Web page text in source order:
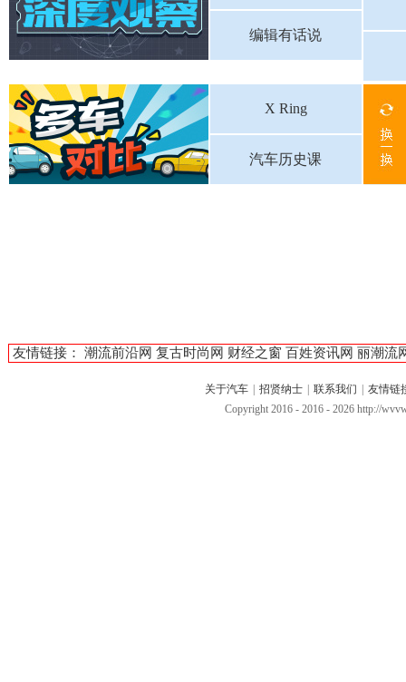
编辑有话说
X Ring
汽车历史课
友情链接： 潮流前沿网 复古时尚网 财经之窗 百姓资讯网 丽潮流
关于汽车 | 招贤纳士 | 联系我们 | 友情链
Copyright 2016 - 2016 - 2026 http://